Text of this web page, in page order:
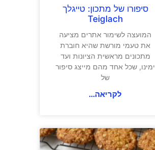
סיפורו של מתכון: טייגלך
Teiglach
המועצה לשימור אתרים מציעה
את טעמי מורשת שהיא חוברת
מתכונים מראשית הציונות ועד
ימינו, שכל אחד מהם מייצג סיפור
של
לקריאה...